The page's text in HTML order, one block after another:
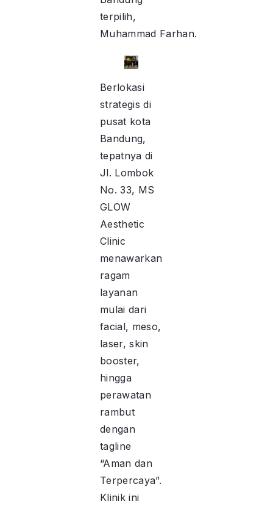
terpilih,
Muhammad Farhan.
Berlokasi
strategis di
pusat kota
Bandung,
tepatnya di
Jl. Lombok
No. 33, MS
GLOW
Aesthetic
Clinic
menawarkan
ragam
layanan
mulai dari
facial, meso,
laser, skin
booster,
hingga
perawatan
rambut
dengan
tagline
“Aman dan
Terpercaya”.
Klinik ini